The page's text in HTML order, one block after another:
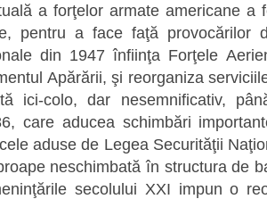
a forţelor armate americane a
pentru a face faţă provocărilor
din 1947 înfiinţa Forţele
Apărării, şi reorganiza
ici-colo, dar nesemnificativ,
care aducea schimbări
aduse de Legea Securităţii
neschimbată în structura de
secolului XXI impun o